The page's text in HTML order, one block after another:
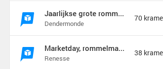
Jaarlijkse grote rommelmarkt
Dendermonde
70
Marketday, rommelmarkt en meer
Renesse
38